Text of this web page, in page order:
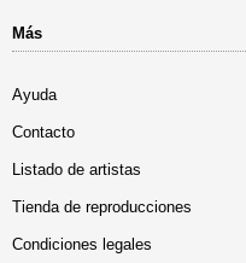
Más
Ayuda
Contacto
Listado de artistas
Tienda de reproducciones
Condiciones legales